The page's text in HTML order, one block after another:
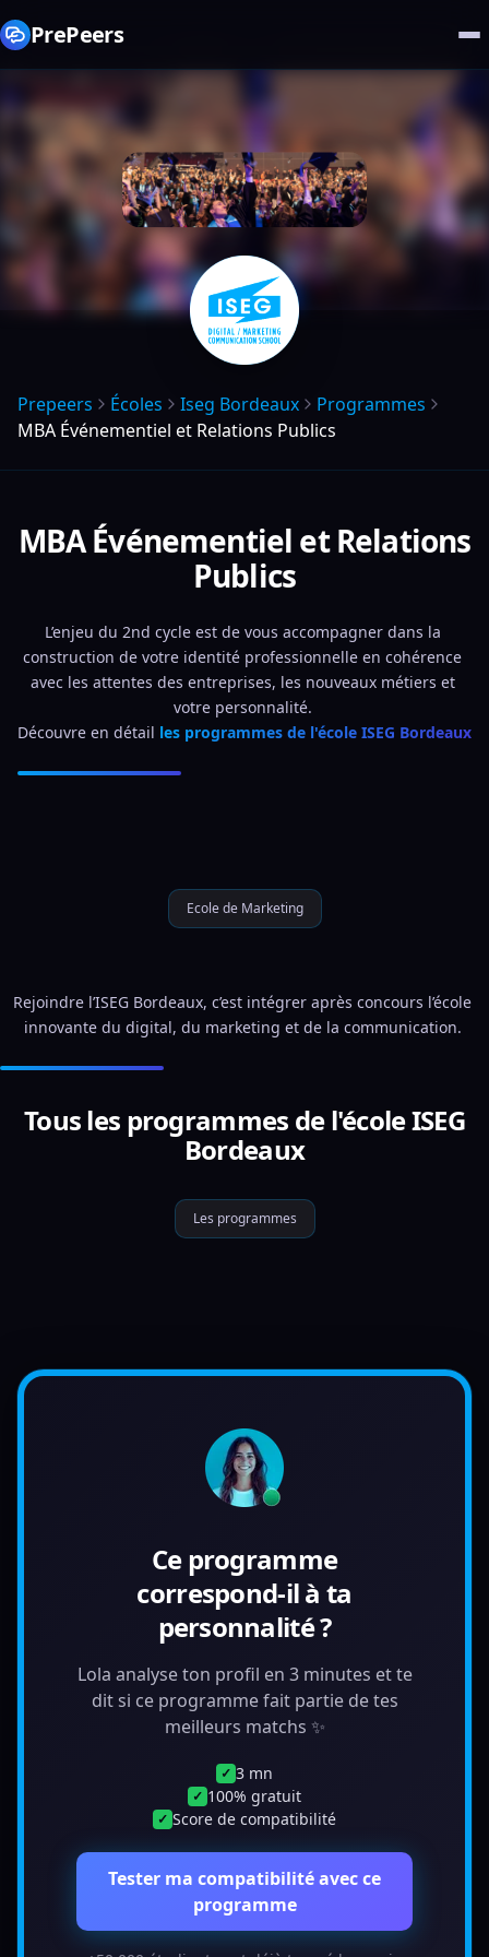
PrePeers
Prepeers Écoles Iseg Bordeaux
Programmes
MBA Événementiel et Relations Publics
MBA Événementiel et Relations
Publics
L’enjeu du 2nd cycle est de vous accompagner dans la
construction de votre identité professionnelle en cohérence
avec les attentes des entreprises, les nouveaux métiers et
votre personnalité.
Découvre en détail les programmes de l'école ISEG Bordeaux
Ecole de Marketing
Rejoindre l’ISEG Bordeaux, c’est intégrer après concours l’école
innovante du digital, du marketing et de la communication.
Tous les programmes de l'école ISEG
Bordeaux
Les programmes
Ce programme
correspond-il à ta
personnalité ?
Lola analyse ton profil en 3 minutes et te
dit si ce programme fait partie de tes
meilleurs matchs ✨
✓ 3 mn
✓ 100% gratuit
✓ Score de compatibilité
Tester ma compatibilité avec ce
programme